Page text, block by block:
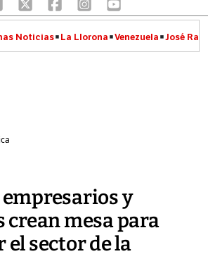
Noticias La Llorona Venezuela José
y
crean mesa para
sector de la